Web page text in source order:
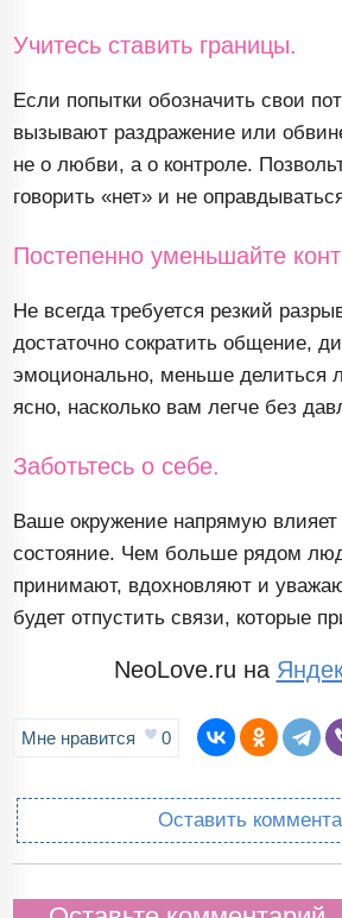
Учитесь ставить границы.
Если попытки обозначить свои
вызывают раздражение или
не о любви, а о контроле.
говорить «нет» и не
Постепенно уменьшайте
Не всегда требуется резкий
достаточно сократить общение,
эмоционально, меньше делиться
ясно, насколько вам легче без
Заботьтесь о себе.
Ваше окружение напрямую
состояние. Чем больше рядом
принимают, вдохновляют и
будет отпустить связи, которые
NeoLove.ru на
Мне нравится 0
Оставить